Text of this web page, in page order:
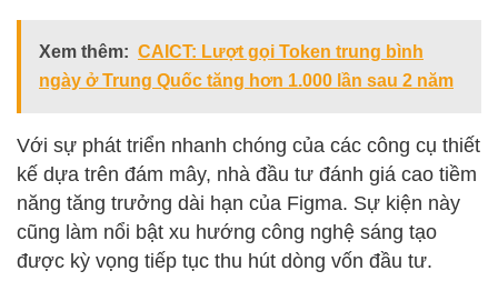
Xem thêm: CAICT: Lượt gọi Token trung bình
ngày ở Trung Quốc tăng hơn 1.000 lần sau 2 năm
Với sự phát triển nhanh chóng của các công cụ thiết
kế dựa trên đám mây, nhà đầu tư đánh giá cao tiềm
năng tăng trưởng dài hạn của Figma. Sự kiện này
cũng làm nổi bật xu hướng công nghệ sáng tạo
được kỳ vọng tiếp tục thu hút dòng vốn đầu tư.